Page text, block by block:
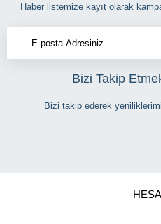
Haber listemize kayıt olarak
Bizi Takip
Bizi takip ederek